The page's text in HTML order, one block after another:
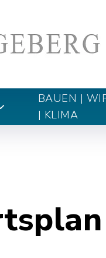
BAUEN |
| KLIMA